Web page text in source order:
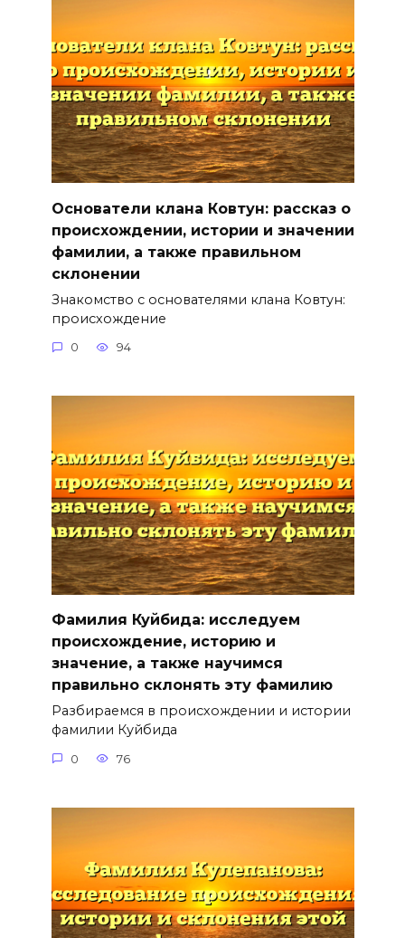
Основатели клана Ковтун: рассказ о
происхождении, истории и значении
фамилии, а также правильном
склонении
Знакомство с основателями клана Ковтун:
происхождение
0 94
Фамилия Куйбида: исследуем
происхождение, историю и
значение, а также научимся
правильно склонять эту фамилию
Разбираемся в происхождении и истории
фамилии Куйбида
0 76